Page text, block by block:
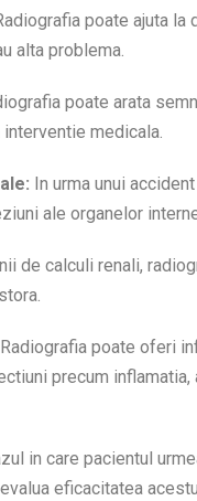
poate ajuta
alta problema.
poate arata
medicala.
In urma unui
ale organelor
de calculi renali,
Radiografia poate oferi
precum
in care pacientul
eficacitatea